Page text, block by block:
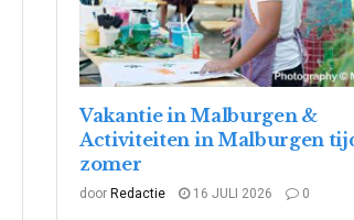
Vakantie in Malburgen &
Activiteiten in Malburgen
zomer
door Redactie 16 JULI 2026 0